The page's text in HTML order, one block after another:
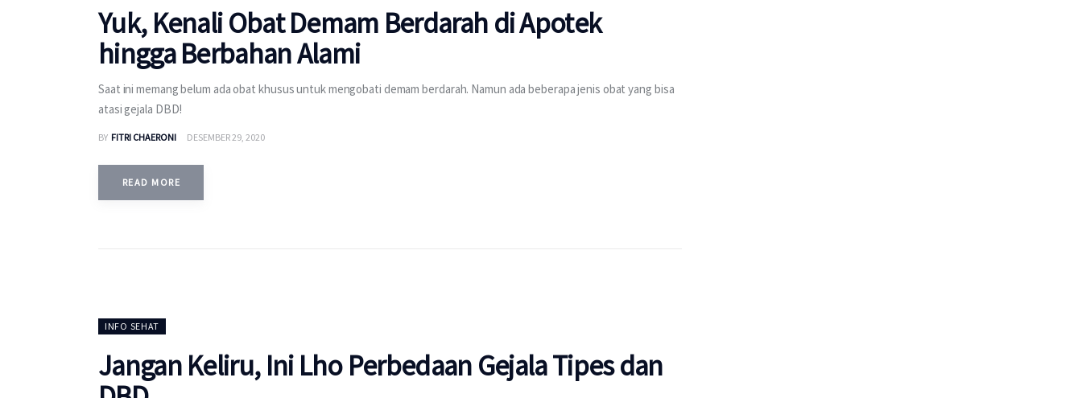
Yuk, Kenali Obat Demam Berdarah di Apotek
hingga Berbahan Alami
Saat ini memang belum ada obat khusus untuk mengobati demam berdarah. Namun ada beberapa jenis obat yang bisa
atasi gejala DBD!
BY FITRI CHAERONI DESEMBER 29, 2020
READ MORE
INFO SEHAT
Jangan Keliru, Ini Lho Perbedaan Gejala Tipes dan